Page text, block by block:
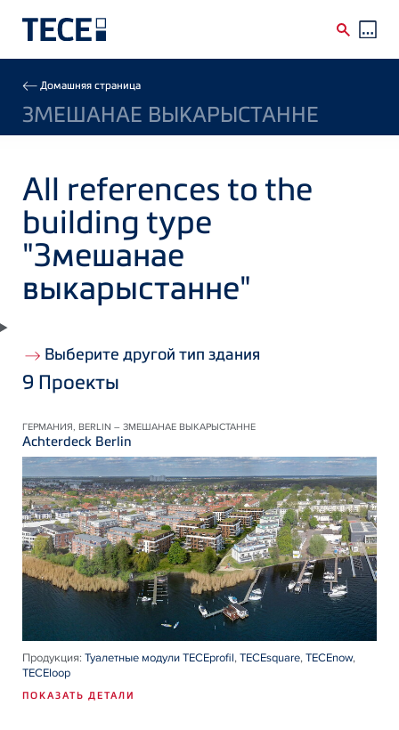
Breadcrumb
Домашняя страница
ЗМЕШАНАЕ ВЫКАРЫСТАННЕ
All references to the
building type
"Змешанае
выкарыстанне"
Выберите другой тип здания
9 Проекты
ГЕРМАНИЯ, BERLIN – ЗМЕШАНАЕ ВЫКАРЫСТАННЕ
Achterdeck Berlin
Продукция: Туалетные модули TECEprofil,TECEsquare,TECEnow,
TECEloop
ПОКАЗАТЬ ДЕТАЛИ